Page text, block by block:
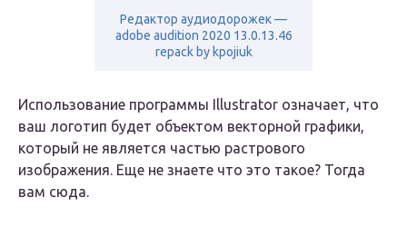
Редактор аудиодорожек —
adobe audition 2020 13.0.13.46
repack by kpojiuk
Использование программы Illustrator означает, что
ваш логотип будет объектом векторной графики,
который не является частью растрового
изображения. Еще не знаете что это такое? Тогда
вам сюда.